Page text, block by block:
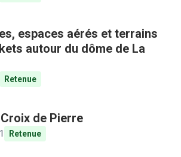
espaces aérés et terrains
autour du dôme de La
Retenue
de Pierre
Retenue